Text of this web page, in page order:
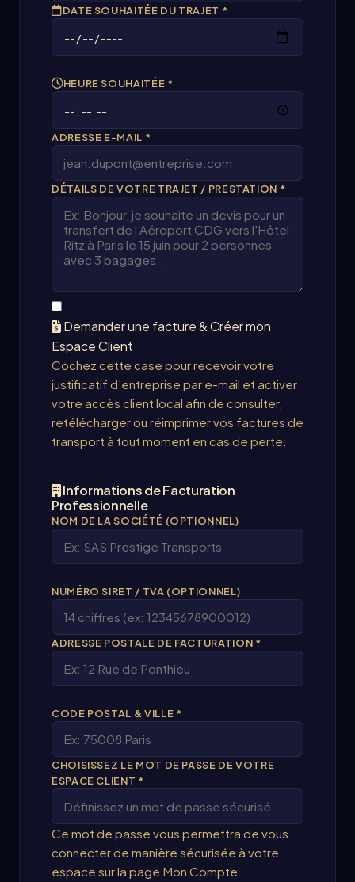
DATE SOUHAITÉE DU TRAJET *
HEURE SOUHAITÉE *
ADRESSE E-MAIL *
DÉTAILS DE VOTRE TRAJET / PRESTATION *
Demander une facture & Créer mon
Espace Client
Cochez cette case pour recevoir votre
justificatif d'entreprise par e-mail et activer
votre accès client local afin de consulter,
retélécharger ou réimprimer vos factures de
transport à tout moment en cas de perte.
Informations de Facturation
Professionnelle
NOM DE LA SOCIÉTÉ (OPTIONNEL)
NUMÉRO SIRET / TVA (OPTIONNEL)
ADRESSE POSTALE DE FACTURATION *
CODE POSTAL & VILLE *
CHOISISSEZ LE MOT DE PASSE DE VOTRE
ESPACE CLIENT *
Ce mot de passe vous permettra de vous
connecter de manière sécurisée à votre
espace sur la page Mon Compte.